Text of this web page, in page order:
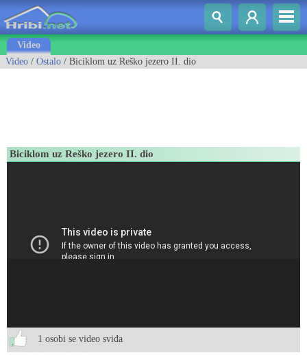
Video
Video / Ostalo / Biciklom uz Reško jezero II. dio
Biciklom uz Reško jezero II. dio
1 osobi se video sviđa